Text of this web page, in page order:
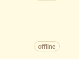
offline